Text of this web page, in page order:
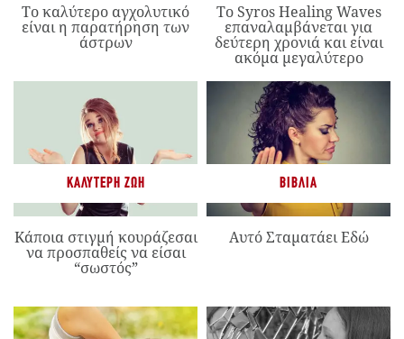
Το καλύτερο αγχολυτικό
είναι η παρατήρηση των
άστρων
Το Syros Healing Waves
επαναλαμβάνεται για
δεύτερη χρονιά και είναι
ακόμα μεγαλύτερο
ΚΑΛΎΤΕΡΗ ΖΩΉ
Κάποια στιγμή κουράζεσαι
να προσπαθείς να είσαι
“σωστός”
ΒΙΒΛΊΑ
Αυτό Σταματάει Εδώ